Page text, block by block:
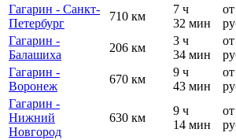
Гагарин - Санкт-
Петербург
710 км
7 ч
32 мин
Гагарин -
Балашиха
206 км
3 ч
34 мин
Гагарин -
Воронеж
670 км
9 ч
43 мин
Гагарин -
Нижний
Новгород
630 км
9 ч
14 мин